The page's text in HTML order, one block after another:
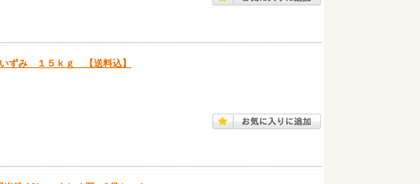
ずみ １５ｋｇ 【送料込】